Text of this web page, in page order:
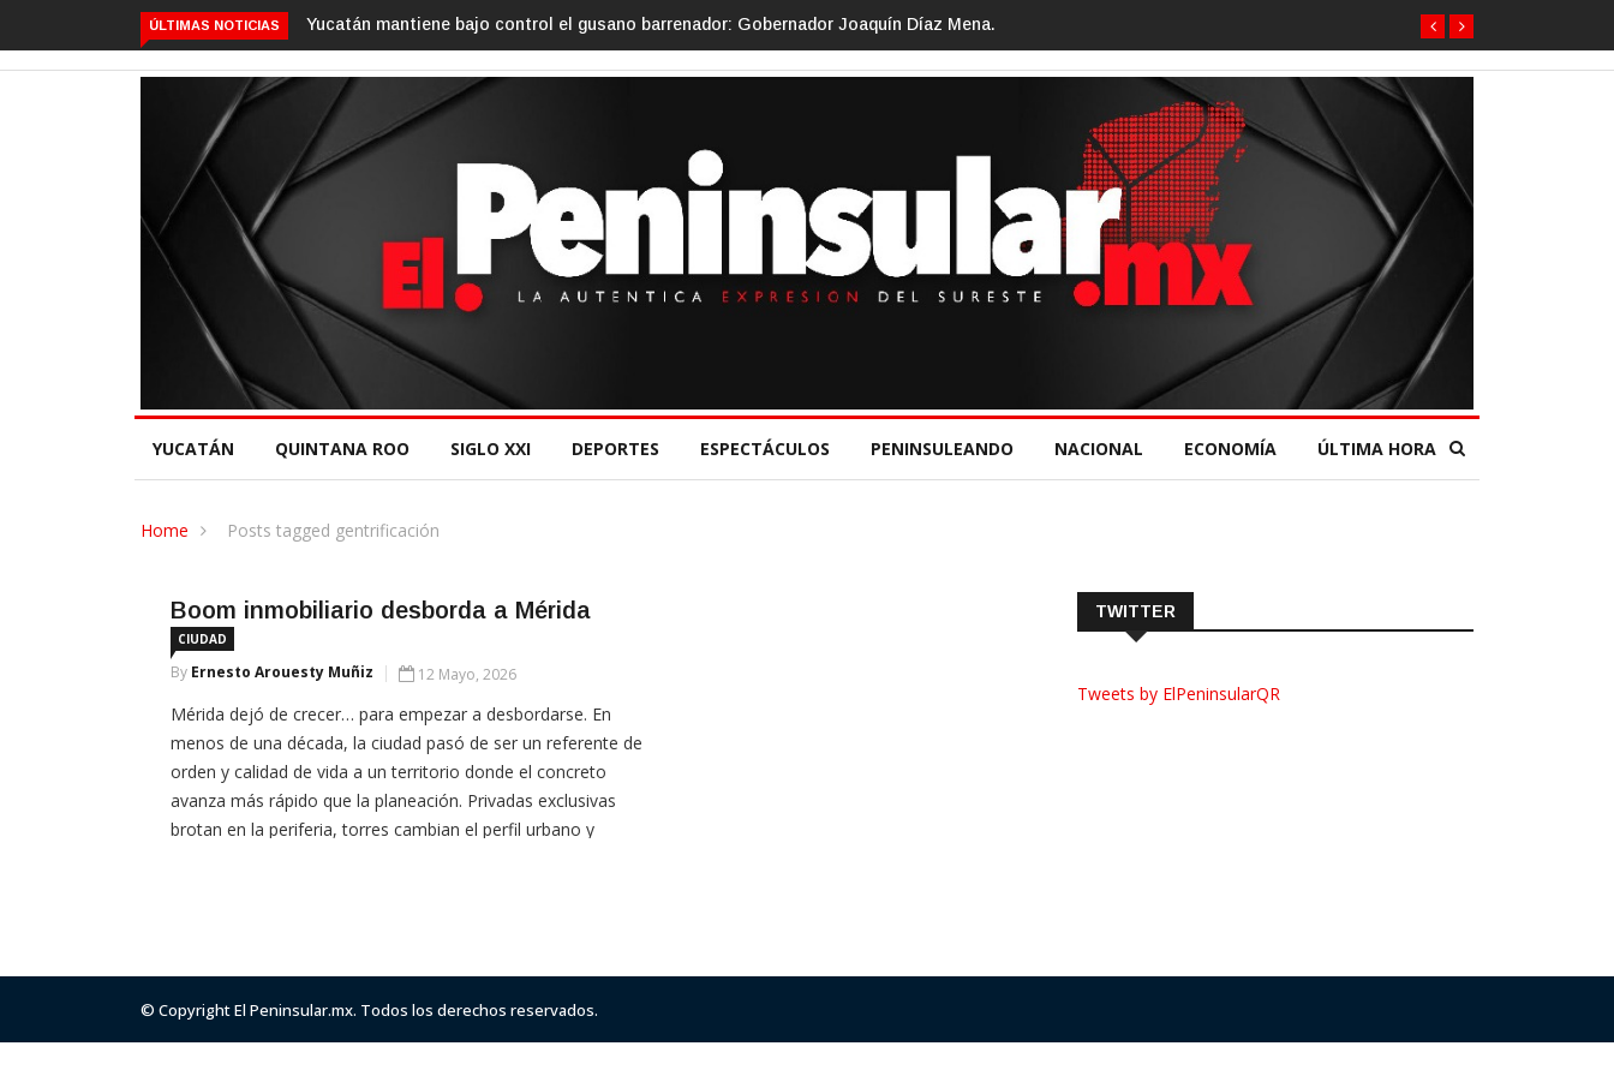
ÚLTIMAS NOTICIAS Yucatán mantiene bajo control el gusano barrenador: Gobernador Joaquín Díaz Mena.
YUCATÁN QUINTANA ROO SIGLO XXI DEPORTES ESPECTÁCULOS PENINSULEANDO NACIONAL ECONOMÍA ÚLTIMA HORA
Home Posts tagged gentrificación
CIUDAD
Boom inmobiliario desborda a Mérida
By Ernesto Arouesty Muñiz 12 Mayo, 2026
Mérida dejó de crecer… para empezar a desbordarse. En
menos de una década, la ciudad pasó de ser un referente de
orden y calidad de vida a un territorio donde el concreto
avanza más rápido que la planeación. Privadas exclusivas
brotan en la periferia, torres cambian el perfil urbano y
TWITTER
Tweets by ElPeninsularQR
© Copyright El Peninsular.mx. Todos los derechos reservados.